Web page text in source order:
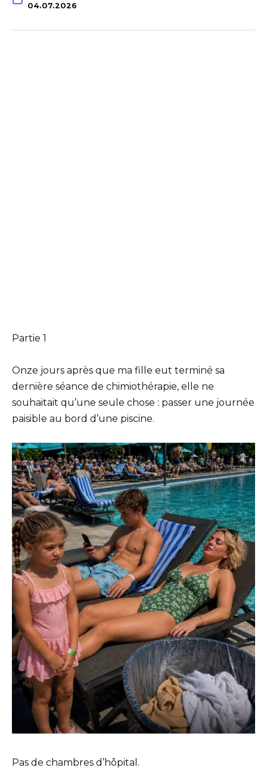
04.07.2026
Partie 1
Onze jours après que ma fille eut terminé sa
dernière séance de chimiothérapie, elle ne
souhaitait qu’une seule chose : passer une journée
paisible au bord d’une piscine.
Pas de chambres d’hôpital.